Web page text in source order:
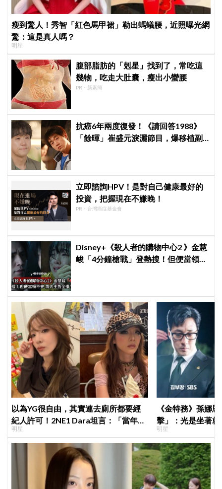
瘦到驚人！秀智「紅色馬甲裙」勒出螞蟻腰，近照曝光網
驚：這是真人嗎？
明星
腹部脂肪的「剋星」找到了，常吃這
幾物，吃走大肚囊，瘦出小蠻腰
PR・新素簡
抗癌6年兩度復發！《請回答1988》
「餘暉」崔盛元淚灑節目，爆移植副
立即諮詢HPV！是對自己健康最好的
投資，把握現在不嫌晚！
PR・台灣癌症基金會
Disney+《殺人者的購物中心2 》金慧
峻「4分鐘槍戰」登熱搜！但便當領不
以為YG很自由，其實連去廁所都要經
紀人許可！2NE1 Dara坦言：「當年超
羨慕少女時代」
明星
《金特務》孫娜
擊」：光是坐著
明星